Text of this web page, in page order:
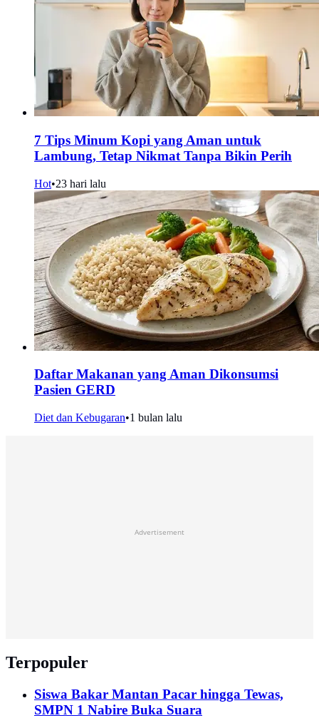
7 Tips Minum Kopi yang Aman untuk
Lambung, Tetap Nikmat Tanpa Bikin Perih
Hot•23 hari lalu
Daftar Makanan yang Aman Dikonsumsi
Pasien GERD
Diet dan Kebugaran•1 bulan lalu
Advertisement
Terpopuler
Siswa Bakar Mantan Pacar hingga Tewas,
SMPN 1 Nabire Buka Suara